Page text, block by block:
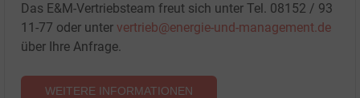
Das E&M-Vertriebsteam freut sich unter Tel. 08152 / 93
11-77 oder unter vertrieb@energie-und-management.de
über Ihre Anfrage.
WEITERE INFORMATIONEN